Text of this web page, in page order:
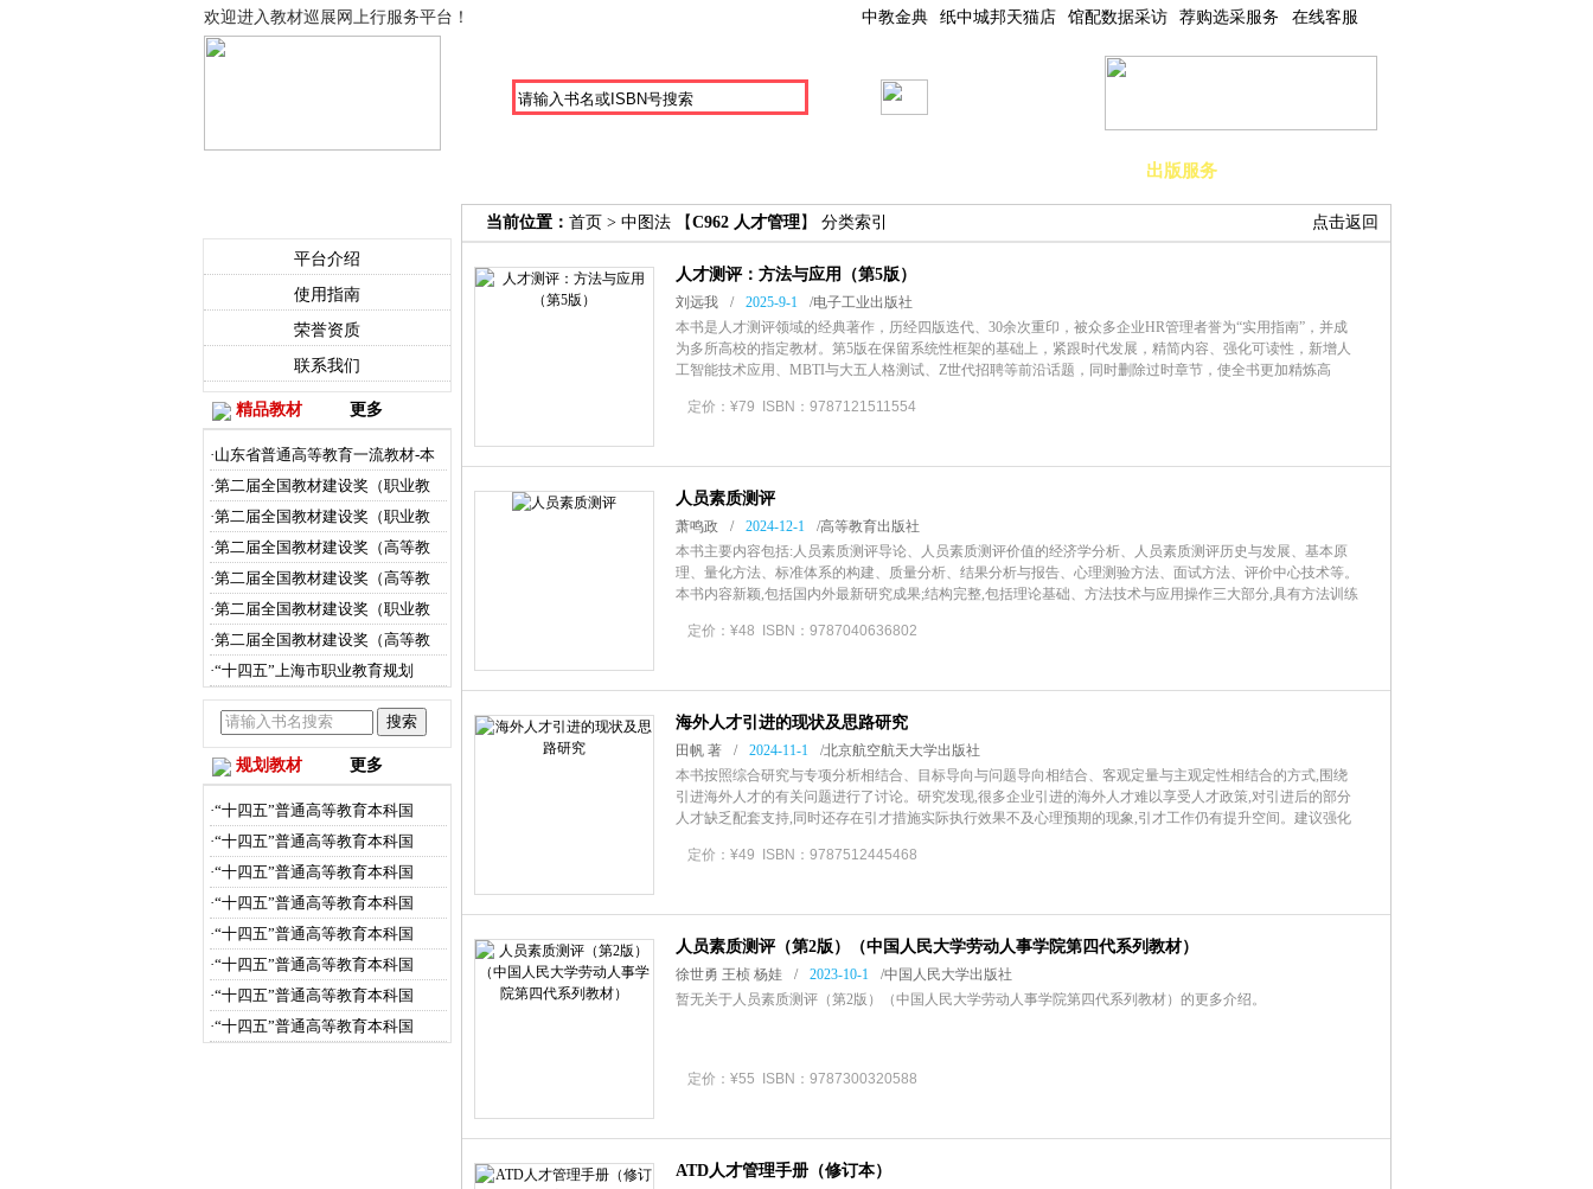
中教金典 纸中城邦天猫店 馆配数据采访 荐购选采服务 在线客服
欢迎进入教材巡展网上行服务平台！
出版服务
平台介绍
使用指南
荣誉资质
联系我们
精品教材 更多
·山东省普通高等教育一流教材-本
·第二届全国教材建设奖（职业教
·第二届全国教材建设奖（职业教
·第二届全国教材建设奖（高等教
·第二届全国教材建设奖（高等教
·第二届全国教材建设奖（职业教
·第二届全国教材建设奖（高等教
·“十四五”上海市职业教育规划
规划教材 更多
·“十四五”普通高等教育本科国
·“十四五”普通高等教育本科国
·“十四五”普通高等教育本科国
·“十四五”普通高等教育本科国
·“十四五”普通高等教育本科国
·“十四五”普通高等教育本科国
·“十四五”普通高等教育本科国
·“十四五”普通高等教育本科国
点击返回
当前位置： 首页 > 中图法 【C962 人才管理】 分类索引
人才测评：方法与应用（第5版）
刘远我 / 2025-9-1 /电子工业出版社
本书是人才测评领域的经典著作，历经四版迭代、30余次重印，被众多企业HR管理者誉为“实用指南”，并成
为多所高校的指定教材。第5版在保留系统性框架的基础上，紧跟时代发展，精简内容、强化可读性，新增人
工智能技术应用、MBTI与大五人格测试、Z世代招聘等前沿话题，同时删除过时章节，使全书更加精炼高
定价：¥79 ISBN：9787121511554
人员素质测评
萧鸣政 / 2024-12-1 /高等教育出版社
本书主要内容包括:人员素质测评导论、人员素质测评价值的经济学分析、人员素质测评历史与发展、基本原
理、量化方法、标准体系的构建、质量分析、结果分析与报告、心理测验方法、面试方法、评价中心技术等。
本书内容新颖,包括国内外最新研究成果;结构完整,包括理论基础、方法技术与应用操作三大部分,具有方法训练
定价：¥48 ISBN：9787040636802
海外人才引进的现状及思路研究
田帆 著 / 2024-11-1 /北京航空航天大学出版社
本书按照综合研究与专项分析相结合、目标导向与问题导向相结合、客观定量与主观定性相结合的方式,围绕
引进海外人才的有关问题进行了讨论。研究发现,很多企业引进的海外人才难以享受人才政策,对引进后的部分
人才缺乏配套支持,同时还存在引才措施实际执行效果不及心理预期的现象,引才工作仍有提升空间。建议强化
定价：¥49 ISBN：9787512445468
人员素质测评（第2版）（中国人民大学劳动人事学院第四代系列教材）
徐世勇 王桢 杨娃 / 2023-10-1 /中国人民大学出版社
暂无关于人员素质测评（第2版）（中国人民大学劳动人事学院第四代系列教材）的更多介绍。
定价：¥55 ISBN：9787300320588
ATD人才管理手册（修订本）